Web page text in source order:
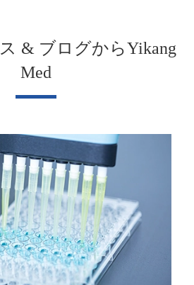
& ブログからYikang
Med